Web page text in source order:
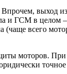
выход
и ГСМ в целом –
всего
моторов.
точное